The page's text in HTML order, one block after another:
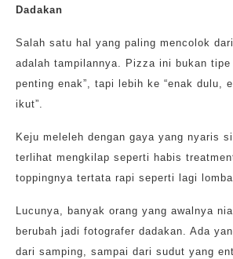
Dadakan
Salah satu hal yang paling mencolok dari
adalah tampilannya. Pizza ini bukan tipe
penting enak”, tapi lebih ke “enak dulu,
ikut”.
Keju meleleh dengan gaya yang nyaris
terlihat mengkilap seperti habis
toppingnya tertata rapi seperti lagi
Lucunya, banyak orang yang awalnya
berubah jadi fotografer dadakan. Ada
dari samping, sampai dari sudut yang